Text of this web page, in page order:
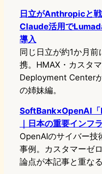
日立がAnthropicと戦
Claude活用で
導入
同じ日立が約1か月
携。HMAX・カスタ
Deployment Center
の姉妹編。
SoftBank×OpenAI「
｜日本の重要インフ
OpenAIのサイバー技
事例。カスタマーゼ
論点が本記事と重なる